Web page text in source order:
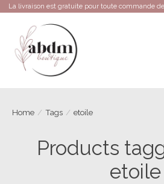
La livraison est gratuite pour toute commande
Home / Tags / etoile
Products
etoile